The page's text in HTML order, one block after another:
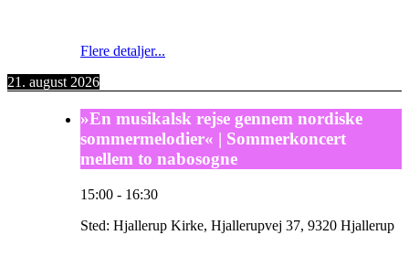
Flere detaljer...
21. august 2026
»En musikalsk rejse gennem nordiske
sommermelodier« | Sommerkoncert
mellem to nabosogne
15:00 - 16:30
Sted: Hjallerup Kirke, Hjallerupvej 37, 9320 Hjallerup